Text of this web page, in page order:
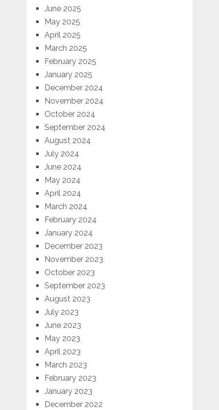
June 2025
May 2025
April 2025
March 2025
February 2025
January 2025
December 2024
November 2024
October 2024
September 2024
August 2024
July 2024
June 2024
May 2024
April 2024
March 2024
February 2024
January 2024
December 2023
November 2023
October 2023
September 2023
August 2023
July 2023
June 2023
May 2023
April 2023
March 2023
February 2023
January 2023
December 2022